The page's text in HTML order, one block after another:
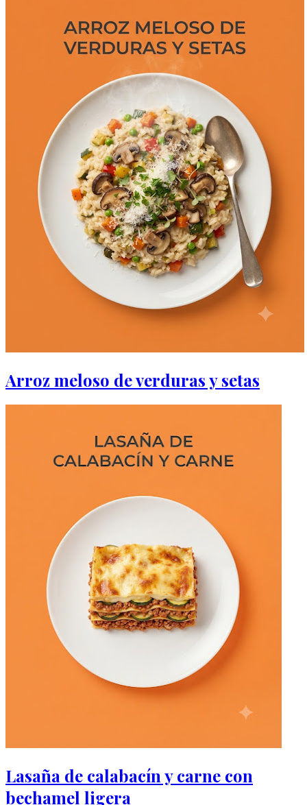
Arroz meloso de verduras y setas
Lasaña de calabacín y carne con
bechamel ligera